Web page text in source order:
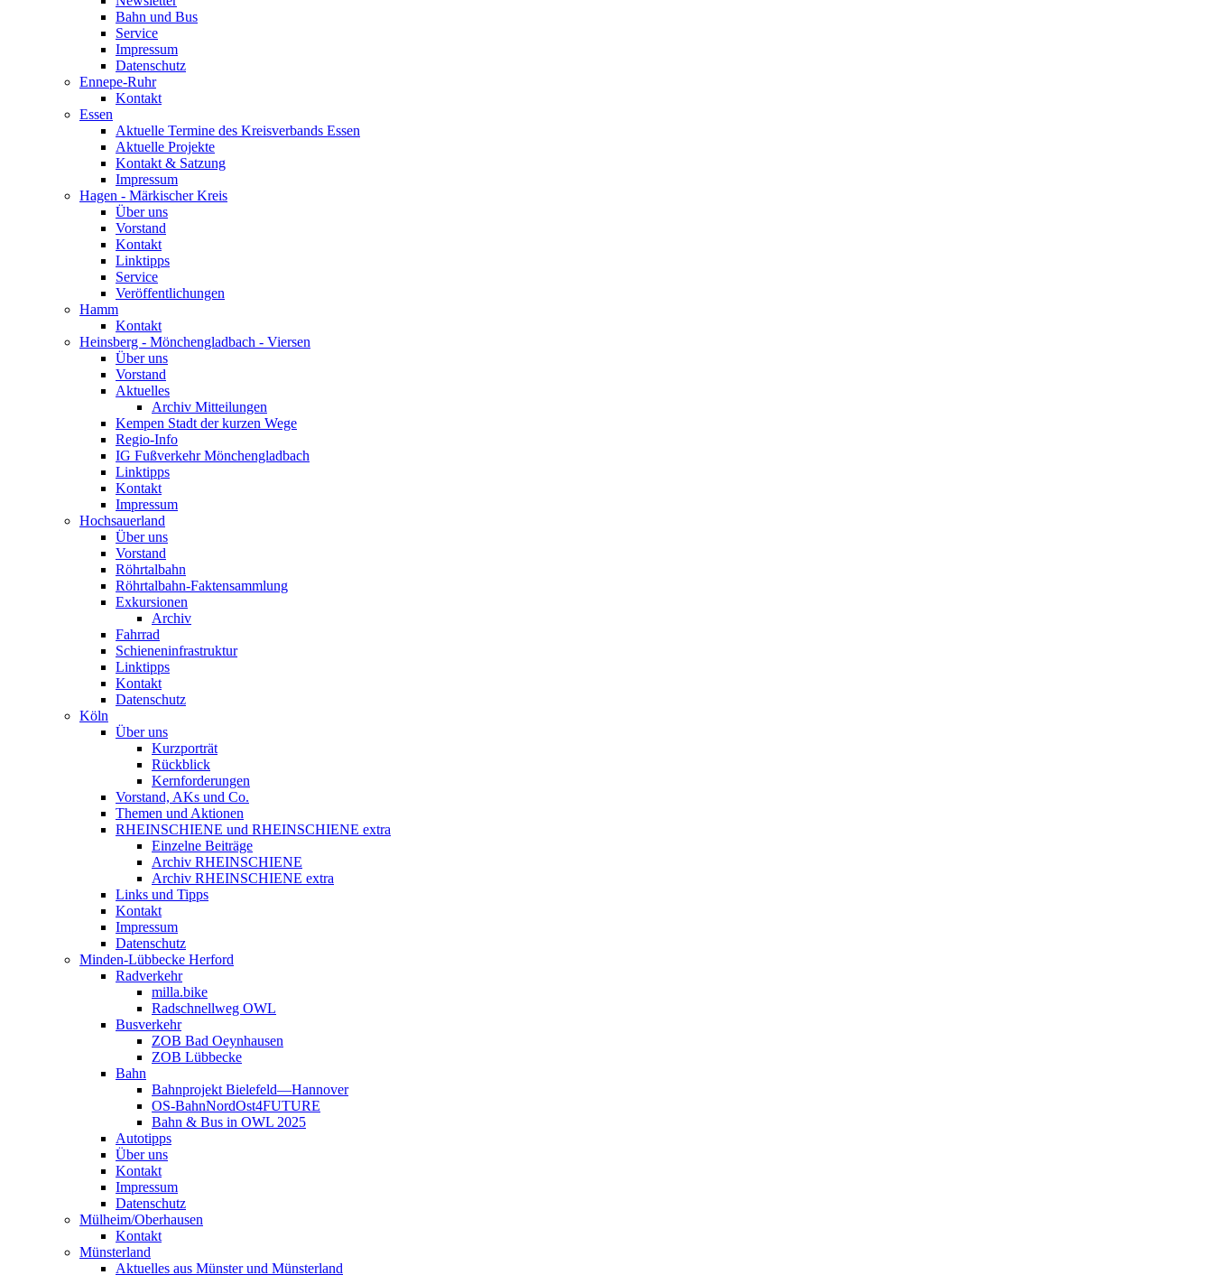
Bahn und Bus
Service
Impressum
Datenschutz
Ennepe-Ruhr
Kontakt
Essen
Aktuelle Termine des Kreisverbands Essen
Aktuelle Projekte
Kontakt & Satzung
Impressum
Hagen - Märkischer Kreis
Über uns
Vorstand
Kontakt
Linktipps
Service
Veröffentlichungen
Hamm
Kontakt
Heinsberg - Mönchengladbach - Viersen
Über uns
Vorstand
Aktuelles
Archiv Mitteilungen
Kempen Stadt der kurzen Wege
Regio-Info
IG Fußverkehr Mönchengladbach
Linktipps
Kontakt
Impressum
Hochsauerland
Über uns
Vorstand
Röhrtalbahn
Röhrtalbahn-Faktensammlung
Exkursionen
Archiv
Fahrrad
Schieneninfrastruktur
Linktipps
Kontakt
Datenschutz
Köln
Über uns
Kurzporträt
Rückblick
Kernforderungen
Vorstand, AKs und Co.
Themen und Aktionen
RHEINSCHIENE und RHEINSCHIENE extra
Einzelne Beiträge
Archiv RHEINSCHIENE
Archiv RHEINSCHIENE extra
Links und Tipps
Kontakt
Impressum
Datenschutz
Minden-Lübbecke Herford
Radverkehr
milla.bike
Radschnellweg OWL
Busverkehr
ZOB Bad Oeynhausen
ZOB Lübbecke
Bahn
Bahnprojekt Bielefeld—Hannover
OS-BahnNordOst4FUTURE
Bahn & Bus in OWL 2025
Autotipps
Über uns
Kontakt
Impressum
Datenschutz
Mülheim/Oberhausen
Kontakt
Münsterland
Aktuelles aus Münster und Münsterland